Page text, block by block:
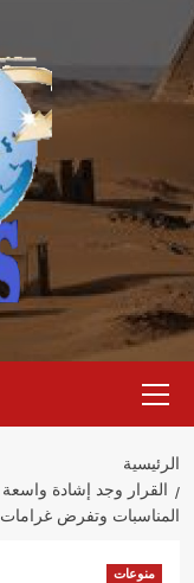
تخطي
إلى
المحتوى
الرئيسية
الرئيسية
القرار وجد إشادة
المناسبات وتفرض
منوعات